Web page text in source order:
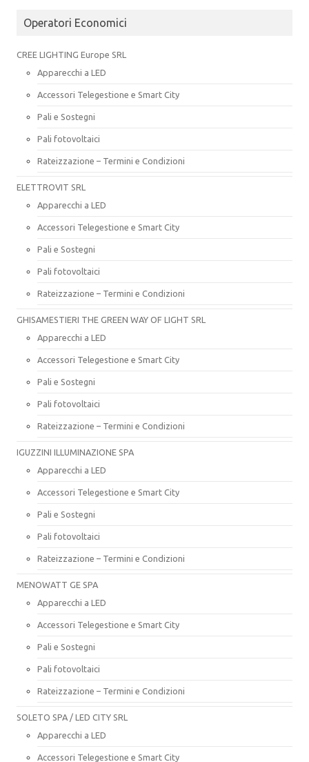
Operatori Economici
CREE LIGHTING Europe SRL
Apparecchi a LED
Accessori Telegestione e Smart City
Pali e Sostegni
Pali fotovoltaici
Rateizzazione – Termini e Condizioni
ELETTROVIT SRL
Apparecchi a LED
Accessori Telegestione e Smart City
Pali e Sostegni
Pali fotovoltaici
Rateizzazione – Termini e Condizioni
GHISAMESTIERI THE GREEN WAY OF LIGHT SRL
Apparecchi a LED
Accessori Telegestione e Smart City
Pali e Sostegni
Pali fotovoltaici
Rateizzazione – Termini e Condizioni
IGUZZINI ILLUMINAZIONE SPA
Apparecchi a LED
Accessori Telegestione e Smart City
Pali e Sostegni
Pali fotovoltaici
Rateizzazione – Termini e Condizioni
MENOWATT GE SPA
Apparecchi a LED
Accessori Telegestione e Smart City
Pali e Sostegni
Pali fotovoltaici
Rateizzazione – Termini e Condizioni
SOLETO SPA / LED CITY SRL
Apparecchi a LED
Accessori Telegestione e Smart City